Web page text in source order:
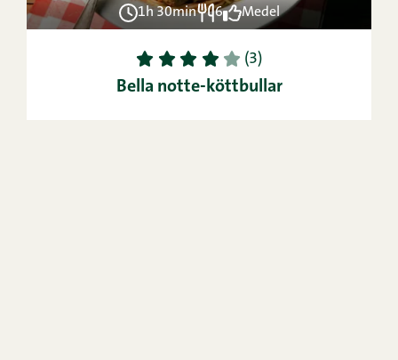
1h 30min 6 Medel
1 2 3 4 5 (3)
Bella notte-köttbullar